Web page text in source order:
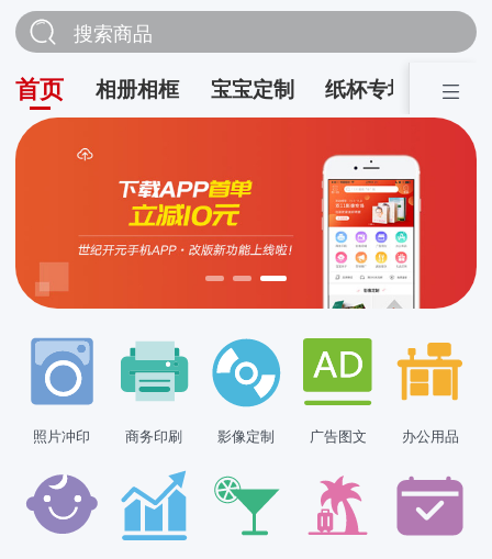
搜索商品
首页 相册相框 宝宝定制 纸杯专场 营销
照片冲印 商务印刷 影像定制 广告图文 办公用品